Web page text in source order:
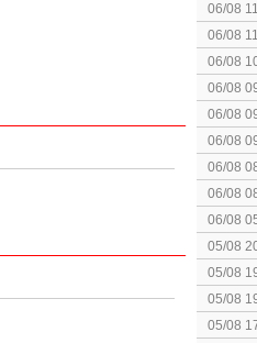
06/08
06/08
06/08
06/08
06/08
06/08
spel!
06/08
elkaar.
06/08
06/08
05/08
05/08
05/08
05/08